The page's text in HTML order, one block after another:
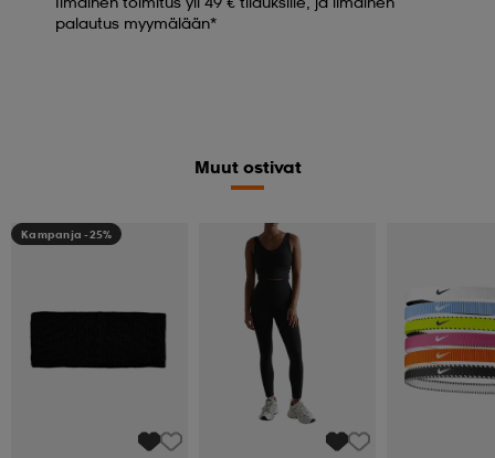
palautus myymälään*
Muut ostivat
Kampanja -25%